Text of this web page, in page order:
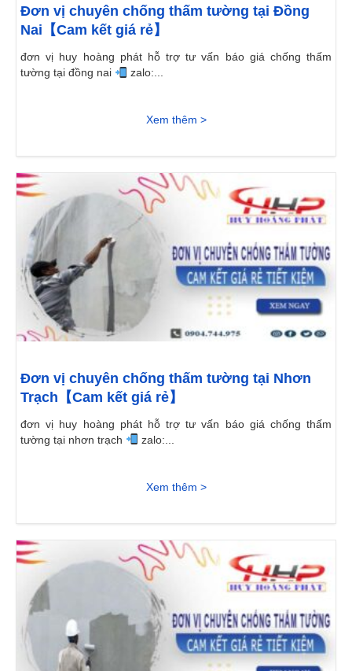
Đơn vị chuyên chống thấm tường tại Đồng
Nai【Cam kết giá rẻ】
đơn vị huy hoàng phát hỗ trợ tư vấn báo giá chống thấm
tường tại đồng nai
zalo:...
Xem thêm >
Đơn vị chuyên chống thấm tường tại Nhơn
Trạch【Cam kết giá rẻ】
đơn vị huy hoàng phát hỗ trợ tư vấn báo giá chống thấm
tường tại nhơn trạch
zalo:...
Xem thêm >